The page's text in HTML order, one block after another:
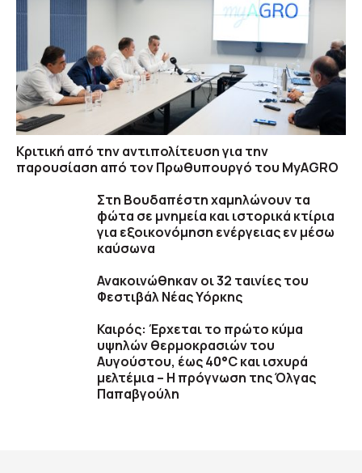
Κριτική από την αντιπολίτευση για την
παρουσίαση από τον Πρωθυπουργό του MyAGRO
Στη Βουδαπέστη χαμηλώνουν τα
φώτα σε μνημεία και ιστορικά κτίρια
για εξοικονόμηση ενέργειας εν μέσω
καύσωνα
Ανακοινώθηκαν οι 32 ταινίες του
Φεστιβάλ Νέας Υόρκης
Καιρός: Έρχεται το πρώτο κύμα
υψηλών θερμοκρασιών του
Αυγούστου, έως 40°C και ισχυρά
μελτέμια – Η πρόγνωση της Όλγας
Παπαβγούλη